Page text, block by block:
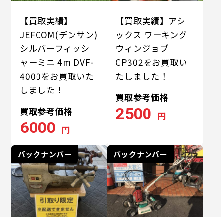
【買取実績】
JEFCOM(デンサン)
シルバーフィッシ
ャーミニ 4m DVF-
4000をお買取いた
しました！
買取参考価格
6000 円
【買取実績】アシ
ックス ワーキング
ウィンジョブ
CP302をお買取い
たしました！
買取参考価格
2500 円
バックナンバー バックナンバー